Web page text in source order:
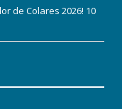
de Colares 2026! 10